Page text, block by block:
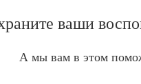
ваши
А мы вам в этом